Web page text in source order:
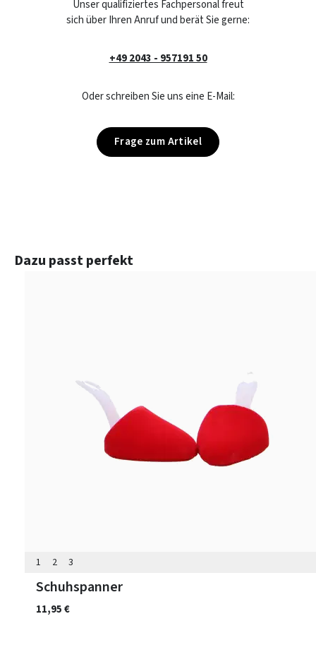
Unser qualifiziertes Fachpersonal freut
sich über Ihren Anruf und berät Sie gerne:
+49 2043 - 957191 50
Oder schreiben Sie uns eine E-Mail:
Frage zum Artikel
Produktgalerie überspringen
Dazu passt perfekt
1 2 3
Schuhspanner
11,95 €